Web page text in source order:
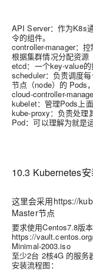
API Server：作为K8s
令的组件。
controller-manager：
根据集群情况分配资源
etcd：一个key-value
scheduler：负责调度
节点（node）的 Pods
cloud-controller-
kubelet：管理Pods上面
kube-proxy：负责处理
Pod：可以理解为就是
10.3 Kubernetes
这里会采用https://
Master节点
要求使用Centos7.8版本
https://
Minimal-2003.iso
至少2台 2核4G 的服务
安装流程图：